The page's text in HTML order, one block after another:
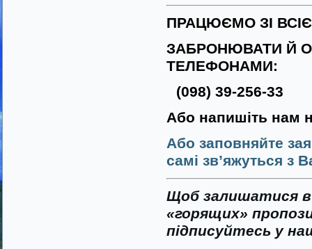
ПРАЦЮЄМО ЗІ
ЗАБРОНЮВАТИ Й
ТЕЛЕФОНАМИ:
(098) 39-256-33
Або напишіть нам
Або заповняйте
самі зв’яжуться з
Щоб залишатися в
«горящих»
підписуйтесь у